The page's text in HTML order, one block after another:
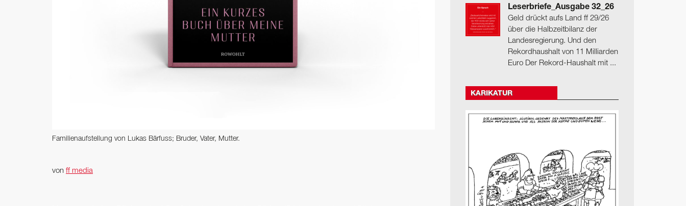
Familienaufstellung von Lukas Bärfuss; Bruder, Vater, ­Mutter.
von ff media
Leserbriefe_Ausgabe 32_26
Geld drückt aufs Land ff 29/26
über die Halbzeitbilanz der
Landesregierung. Und den
Rekordhaushalt von 11 Milliarden
Euro Der Rekord-Haushalt mit ...
KARIKATUR